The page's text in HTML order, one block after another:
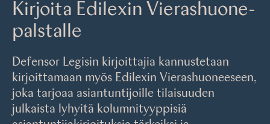
Kirjoita Edilexin Vierashuone-
palstalle
Defensor Legisin kirjoittajia kannustetaan
kirjoittamaan myös Edilexin Vierashuoneeseen,
joka tarjoaa asiantuntijoille tilaisuuden
julkaista lyhyitä kolumnityyppisiä